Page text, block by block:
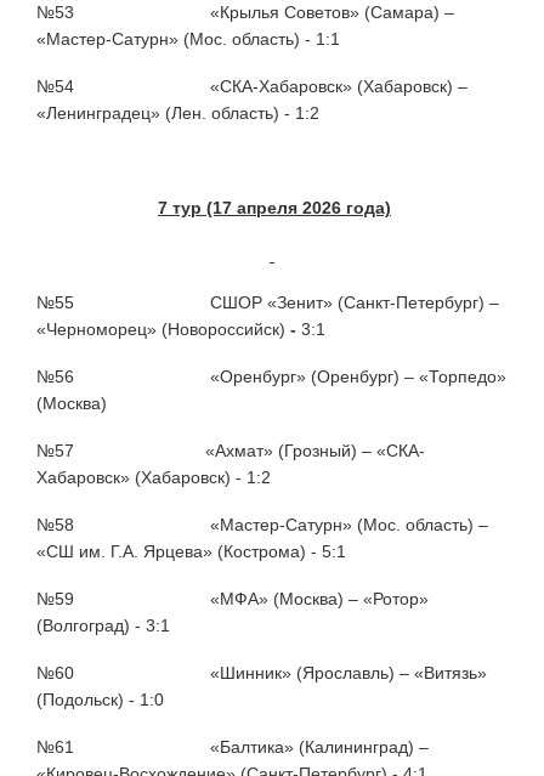
№53 «Крылья Советов» (Самара) –
«Мастер-Сатурн» (Мос. область) - 1:1
№54 «СКА-Хабаровск» (Хабаровск) –
«Ленинградец» (Лен. область) - 1:2
7 тур (17 апреля 2026 года)
№55 СШОР «Зенит» (Санкт-Петербург) –
«Черноморец» (Новороссийск) - 3:1
№56 «Оренбург» (Оренбург) – «Торпедо»
(Москва)
№57 «Ахмат» (Грозный) – «СКА-
Хабаровск» (Хабаровск) - 1:2
№58 «Мастер-Сатурн» (Мос. область) –
«СШ им. Г.А. Ярцева» (Кострома) - 5:1
№59 «МФА» (Москва) – «Ротор»
(Волгоград) - 3:1
№60 «Шинник» (Ярославль) – «Витязь»
(Подольск) - 1:0
№61 «Балтика» (Калининград) –